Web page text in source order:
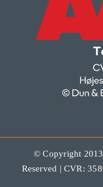
© Copyright
Reserved | CVR: